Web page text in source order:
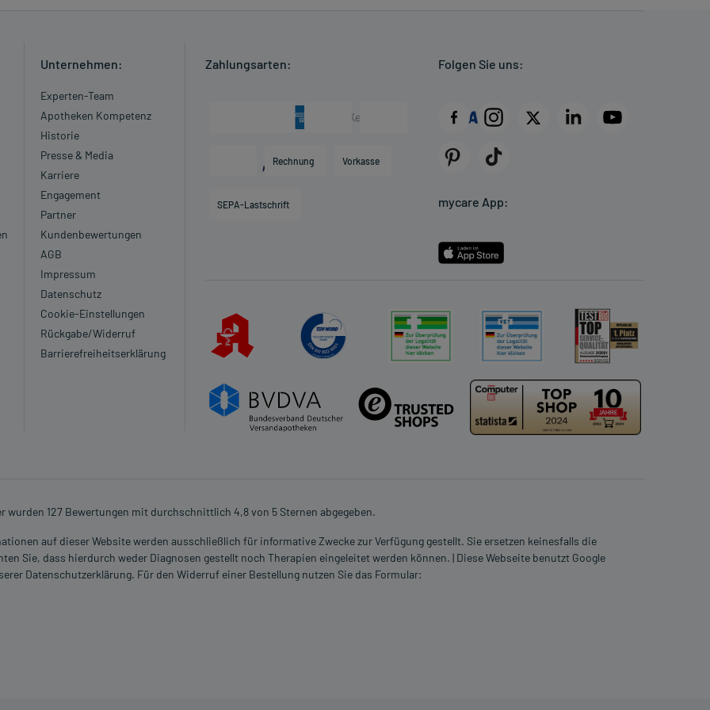
planen, angewendet werden.
werden.
werden.
werden.
worden, sprechen Sie mit Ihrem Arzt oder
als das Risiko, das die Anwendung bei einer
Kontaktdermatitis)
Unternehmen:
Experten-Team
Apotheken Kompetenz
Historie
Presse & Media
Karriere
Engagement
Partner
Kundenbewertungen
AGB
Impressum
Datenschutz
Cookie-Einstellungen
Rückgabe/Widerruf
Barrierefreiheitserklärung
Zahlungsarten:
Rechnung Vorkasse
SEPA-Lastschrift
Folgen Sie uns:
mycare App:
127 Bewertungen mit durchschnittlich 4,8 von 5 Sternen abgegeben.
auf dieser Website werden ausschließlich für informative Zwecke zur Verfügung gestellt. Sie ersetzen keinesfalls die
Sie, dass hierdurch weder Diagnosen gestellt noch Therapien eingeleitet werden können. | Diese Webseite benutzt Google
Datenschutzerklärung. Für den Widerruf einer Bestellung nutzen Sie das Formular: